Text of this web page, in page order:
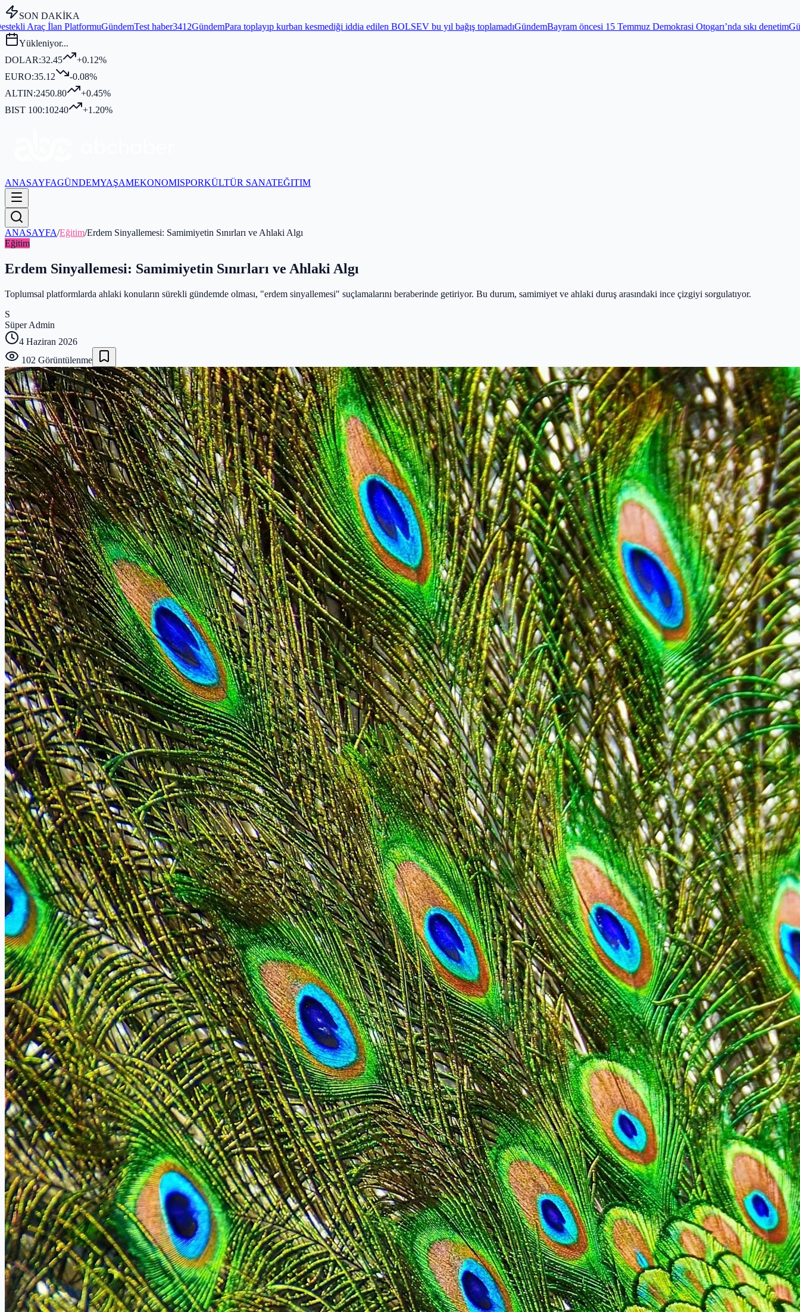
SON DAKİKA
GündemTest haber3412GündemPara toplayıp kurban kesmediği iddia edilen BOLSEV bu yıl bağış toplamadıGündemBayram öncesi 15 Temmuz Demokrasi Otogarı’nda sıkı denetimGündemEdirnekapı
Yükleniyor...
DOLAR:32.45
+0.12%
EURO:35.12
-0.08%
ALTIN:2450.80
+0.45%
BIST 100:10240 +1.20%
ANASAYFAGÜNDEMYAŞAMEKONOMISPORKÜLTÜR SANATEĞITIM
ANASAYFA/Eğitim/Erdem Sinyallemesi: Samimiyetin Sınırları ve Ahlaki Algı
Eğitim
Erdem Sinyallemesi: Samimiyetin Sınırları ve Ahlaki Algı
Toplumsal platformlarda ahlaki konuların sürekli gündemde olması, "erdem sinyallemesi" suçlamalarını beraberinde getiriyor. Bu durum, samimiyet ve ahlaki duruş arasındaki ince çizgiyi sorgulatıyor.
S
Süper Admin
4 Haziran 2026
102 Görüntülenme